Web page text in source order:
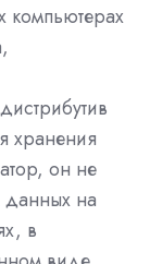
компьютерах
хранения
он не
данных на
в